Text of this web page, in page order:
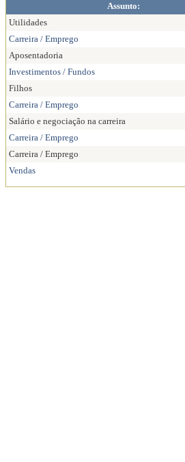
Assunto:
Utilidades
Carreira / Emprego
Aposentadoria
Investimentos / Fundos
Filhos
Carreira / Emprego
Salário e negociação na carreira
Carreira / Emprego
Carreira / Emprego
Vendas